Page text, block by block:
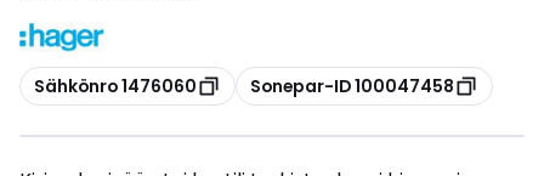
Kopioi
Sähkönro 1476060 Kopioi
Sonepar-ID 100047458